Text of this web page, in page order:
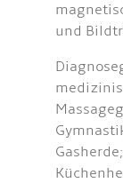
und